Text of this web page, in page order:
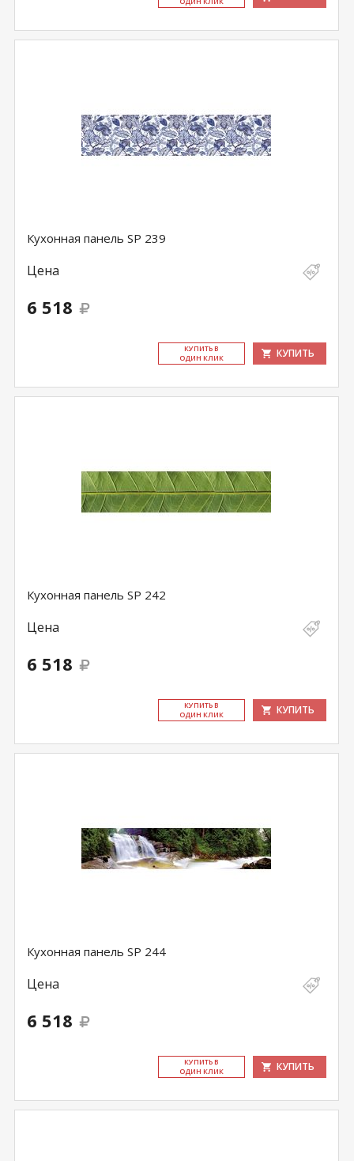
Кухонная панель SP 239
Цена
6 518
КУ­ПИТЬ В
ОДИН КЛИК
КУПИТЬ
Кухонная панель SP 242
Цена
6 518
КУ­ПИТЬ В
ОДИН КЛИК
КУПИТЬ
Кухонная панель SP 244
Цена
6 518
КУ­ПИТЬ В
ОДИН КЛИК
КУПИТЬ